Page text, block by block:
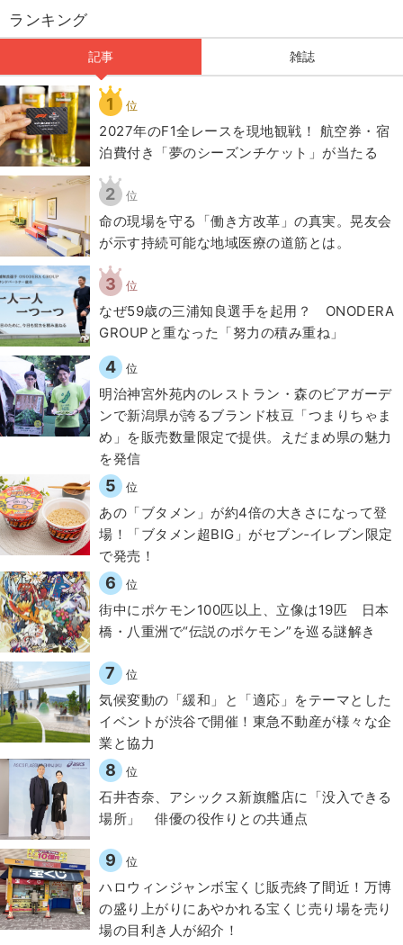
ランキング
記事 雑誌
1 位
2027年のF1全レースを現地観戦！ 航空券・宿
泊費付き「夢のシーズンチケット」が当たる
2 位
​命の現場を守る「働き方改革」の真実。晃友会
が示す持続可能な地域医療の道筋とは。
3 位
なぜ59歳の三浦知良選手を起用？ ONODERA
GROUPと重なった「努力の積み重ね」
4 位
明治神宮外苑内のレストラン・森のビアガーデ
ンで新潟県が誇るブランド枝豆「つまりちゃま
め」を販売数量限定で提供。えだまめ県の魅力
を発信
5 位
あの「ブタメン」が約4倍の大きさになって登
場！「ブタメン超BIG」がセブン‐イレブン限定
で発売！
6 位
街中にポケモン100匹以上、立像は19匹 日本
橋・八重洲で“伝説のポケモン”を巡る謎解き
7 位
気候変動の「緩和」と「適応」をテーマとした
イベントが渋谷で開催！東急不動産が様々な企
業と協力
8 位
石井杏奈、アシックス新旗艦店に「没入できる
場所」 俳優の役作りとの共通点
9 位
ハロウィンジャンボ宝くじ販売終了間近！万博
の盛り上がりにあやかれる宝くじ売り場を売り
場の目利き人が紹介！